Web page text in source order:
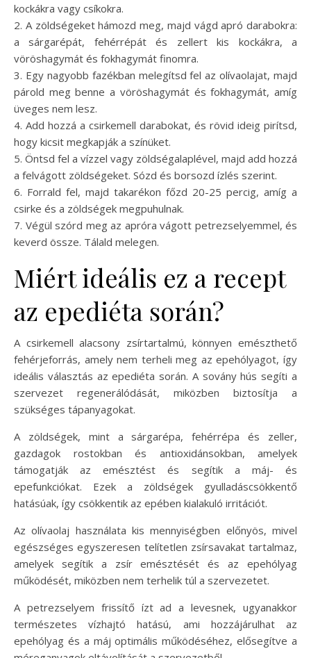
kockákra vagy csíkokra.
2. A zöldségeket hámozd meg, majd vágd apró darabokra:
a sárgarépát, fehérrépát és zellert kis kockákra, a
vöröshagymát és fokhagymát finomra.
3. Egy nagyobb fazékban melegítsd fel az olívaolajat, majd
párold meg benne a vöröshagymát és fokhagymát, amíg
üveges nem lesz.
4. Add hozzá a csirkemell darabokat, és rövid ideig pirítsd,
hogy kicsit megkapják a színüket.
5. Öntsd fel a vízzel vagy zöldségalaplével, majd add hozzá
a felvágott zöldségeket. Sózd és borsozd ízlés szerint.
6. Forrald fel, majd takarékon főzd 20-25 percig, amíg a
csirke és a zöldségek megpuhulnak.
7. Végül szórd meg az apróra vágott petrezselyemmel, és
keverd össze. Tálald melegen.
Miért ideális ez a recept
az epediéta során?
A csirkemell alacsony zsírtartalmú, könnyen emészthető
fehérjeforrás, amely nem terheli meg az epehólyagot, így
ideális választás az epediéta során. A sovány hús segíti a
szervezet regenerálódását, miközben biztosítja a
szükséges tápanyagokat.
A zöldségek, mint a sárgarépa, fehérrépa és zeller,
gazdagok rostokban és antioxidánsokban, amelyek
támogatják az emésztést és segítik a máj- és
epefunkciókat. Ezek a zöldségek gyulladáscsökkentő
hatásúak, így csökkentik az epében kialakuló irritációt.
Az olívaolaj használata kis mennyiségben előnyös, mivel
egészséges egyszeresen telítetlen zsírsavakat tartalmaz,
amelyek segítik a zsír emésztését és az epehólyag
működését, miközben nem terhelik túl a szervezetet.
A petrezselyem frissítő ízt ad a levesnek, ugyanakkor
természetes vízhajtó hatású, ami hozzájárulhat az
epehólyag és a máj optimális működéséhez, elősegítve a